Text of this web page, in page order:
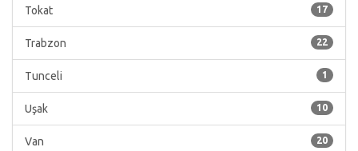
17
Tokat
22
Trabzon
1
Tunceli
10
Uşak
20
Van